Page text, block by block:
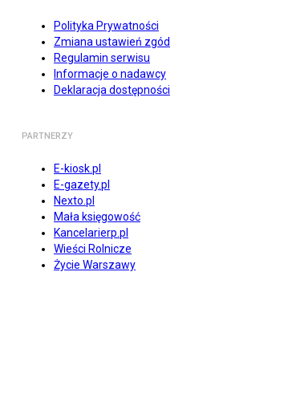
Polityka Prywatności
Zmiana ustawień zgód
Regulamin serwisu
Informacje o nadawcy
Deklaracja dostępności
PARTNERZY
E-kiosk.pl
E-gazety.pl
Nexto.pl
Mała księgowość
Kancelarierp.pl
Wieści Rolnicze
Życie Warszawy